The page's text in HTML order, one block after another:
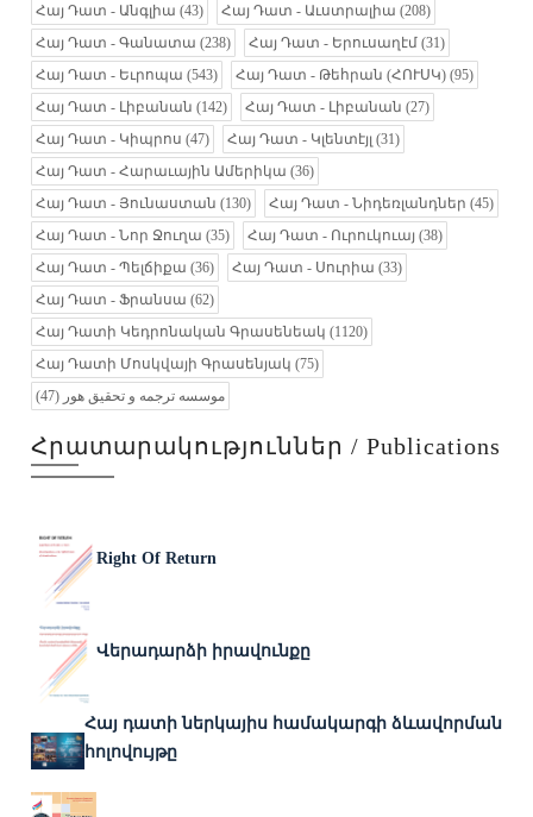
Հայ Դատ - Անգլիա (43) Հայ Դատ - Աւստրալիա (208)
Հայ Դատ - Գանատա (238) Հայ Դատ - Երուսաղէմ (31)
Հայ Դատ - Եւրոպա (543) Հայ Դատ - Թեհրան (ՀՈՒՍԿ) (95)
Հայ Դատ - Լիբանան (142) Հայ Դատ - Լիբանան (27)
Հայ Դատ - Կիպրոս (47) Հայ Դատ - Կլենտէյլ (31)
Հայ Դատ - Հարաւային Ամերիկա (36)
Հայ Դատ - Յունաստան (130) Հայ Դատ - Նիդեռլանդներ (45)
Հայ Դատ - Նոր Ջուղա (35) Հայ Դատ - Ուրուկուայ (38)
Հայ Դատ - Պելճիքա (36) Հայ Դատ - Սուրիա (33)
Հայ Դատ - Ֆրանսա (62)
Հայ Դատի Կեդրոնական Գրասենեակ (1120)
Հայ Դատի Մոսկվայի Գրասենյակ (75)
موسسه ترجمه و تحقیق هور (47)
Հրատարակություններ / Publications
Right Of Return
Վերադարձի իրավունքը
Հայ դատի ներկայիս համակարգի ձևավորման
հոլովույթը